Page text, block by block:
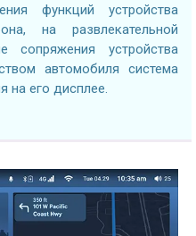
функций устройства
на развлекательной
сопряжения устройства
автомобиля система
на его дисплее.